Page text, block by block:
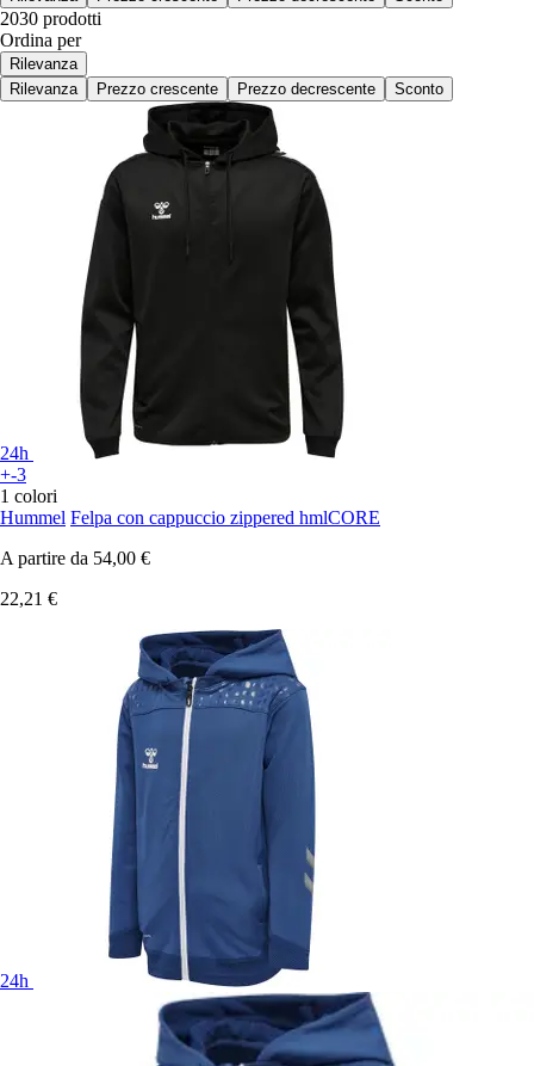
2030 prodotti
Ordina per
Rilevanza
Rilevanza
Prezzo crescente Prezzo decrescente Sconto
24h
+-3
1 colori
Hummel Felpa con cappuccio zippered hmlCORE
A partire da 54,00 €
22,21 €
24h